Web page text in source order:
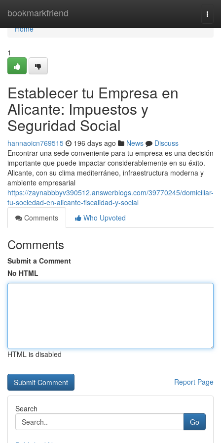
bookmarkfriend
Home
Home
1
Establecer tu Empresa en
Alicante: Impuestos y
Seguridad Social
hannaoicn769515 196 days ago News
Discuss
Encontrar una sede conveniente para tu empresa es una decisión
importante que puede impactar considerablemente en su éxito.
Alicante, con su clima mediterráneo, infraestructura moderna y
ambiente empresarial
https://zaynabbbyv390512.answerblogs.com/39770245/domiciliar-
tu-sociedad-en-alicante-fiscalidad-y-social
Comments
Who Upvoted
Comments
Submit a Comment
No HTML
HTML is disabled
Report Page
Search
Go